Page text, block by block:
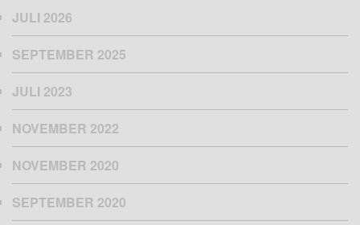
JULI 2026
SEPTEMBER 2025
JULI 2023
NOVEMBER 2022
NOVEMBER 2020
SEPTEMBER 2020